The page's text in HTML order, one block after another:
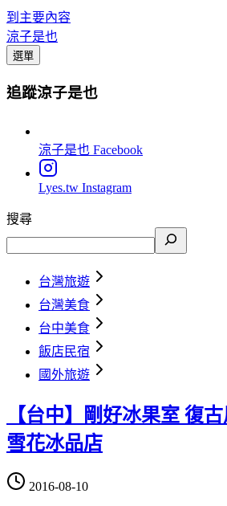
到主要內容
涼子是也
選單
追蹤涼子是也
涼子是也 Facebook
Lyes.tw Instagram
搜尋
台灣旅遊
台灣美食
台中美食
飯店民宿
國外旅遊
【台中】剛好冰果室 復
雪花冰品店
2016-08-10